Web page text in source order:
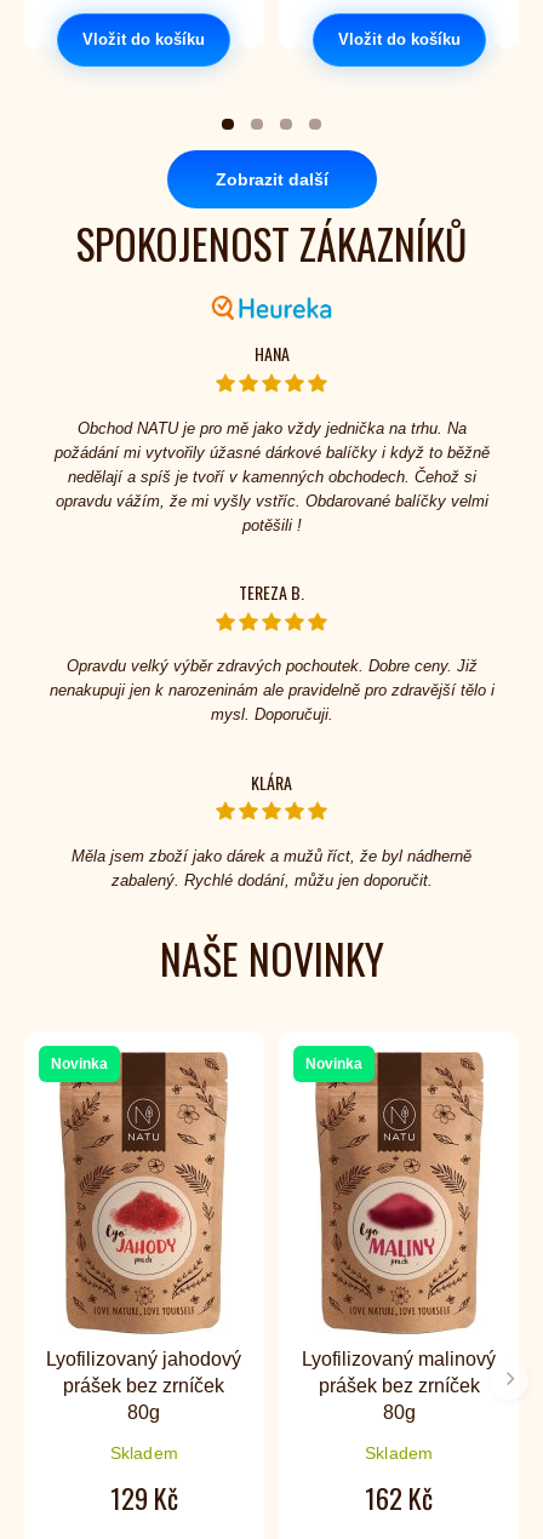
Vložit do košíku Vložit do košíku
Zobrazit další
SPOKOJENOST ZÁKAZNÍKŮ
HANA
Obchod NATU je pro mě jako vždy jednička na trhu. Na
požádání mi vytvořily úžasné dárkové balíčky i když to běžně
nedělají a spíš je tvoří v kamenných obchodech. Čehož si
opravdu vážím, že mi vyšly vstříc. Obdarované balíčky velmi
potěšili !
TEREZA B.
Opravdu velký výběr zdravých pochoutek. Dobre ceny. Již
nenakupuji jen k narozeninám ale pravidelně pro zdravější tělo i
mysl. Doporučuji.
KLÁRA
Měla jsem zboží jako dárek a mužů říct, že byl nádherně
zabalený. Rychlé dodání, můžu jen doporučit.
NAŠE NOVINKY
Novinka
Lyofilizovaný jahodový
prášek bez zrníček
80g
Skladem
129 Kč
Novinka
Lyofilizovaný malinový
prášek bez zrníček
80g
Skladem
162 Kč